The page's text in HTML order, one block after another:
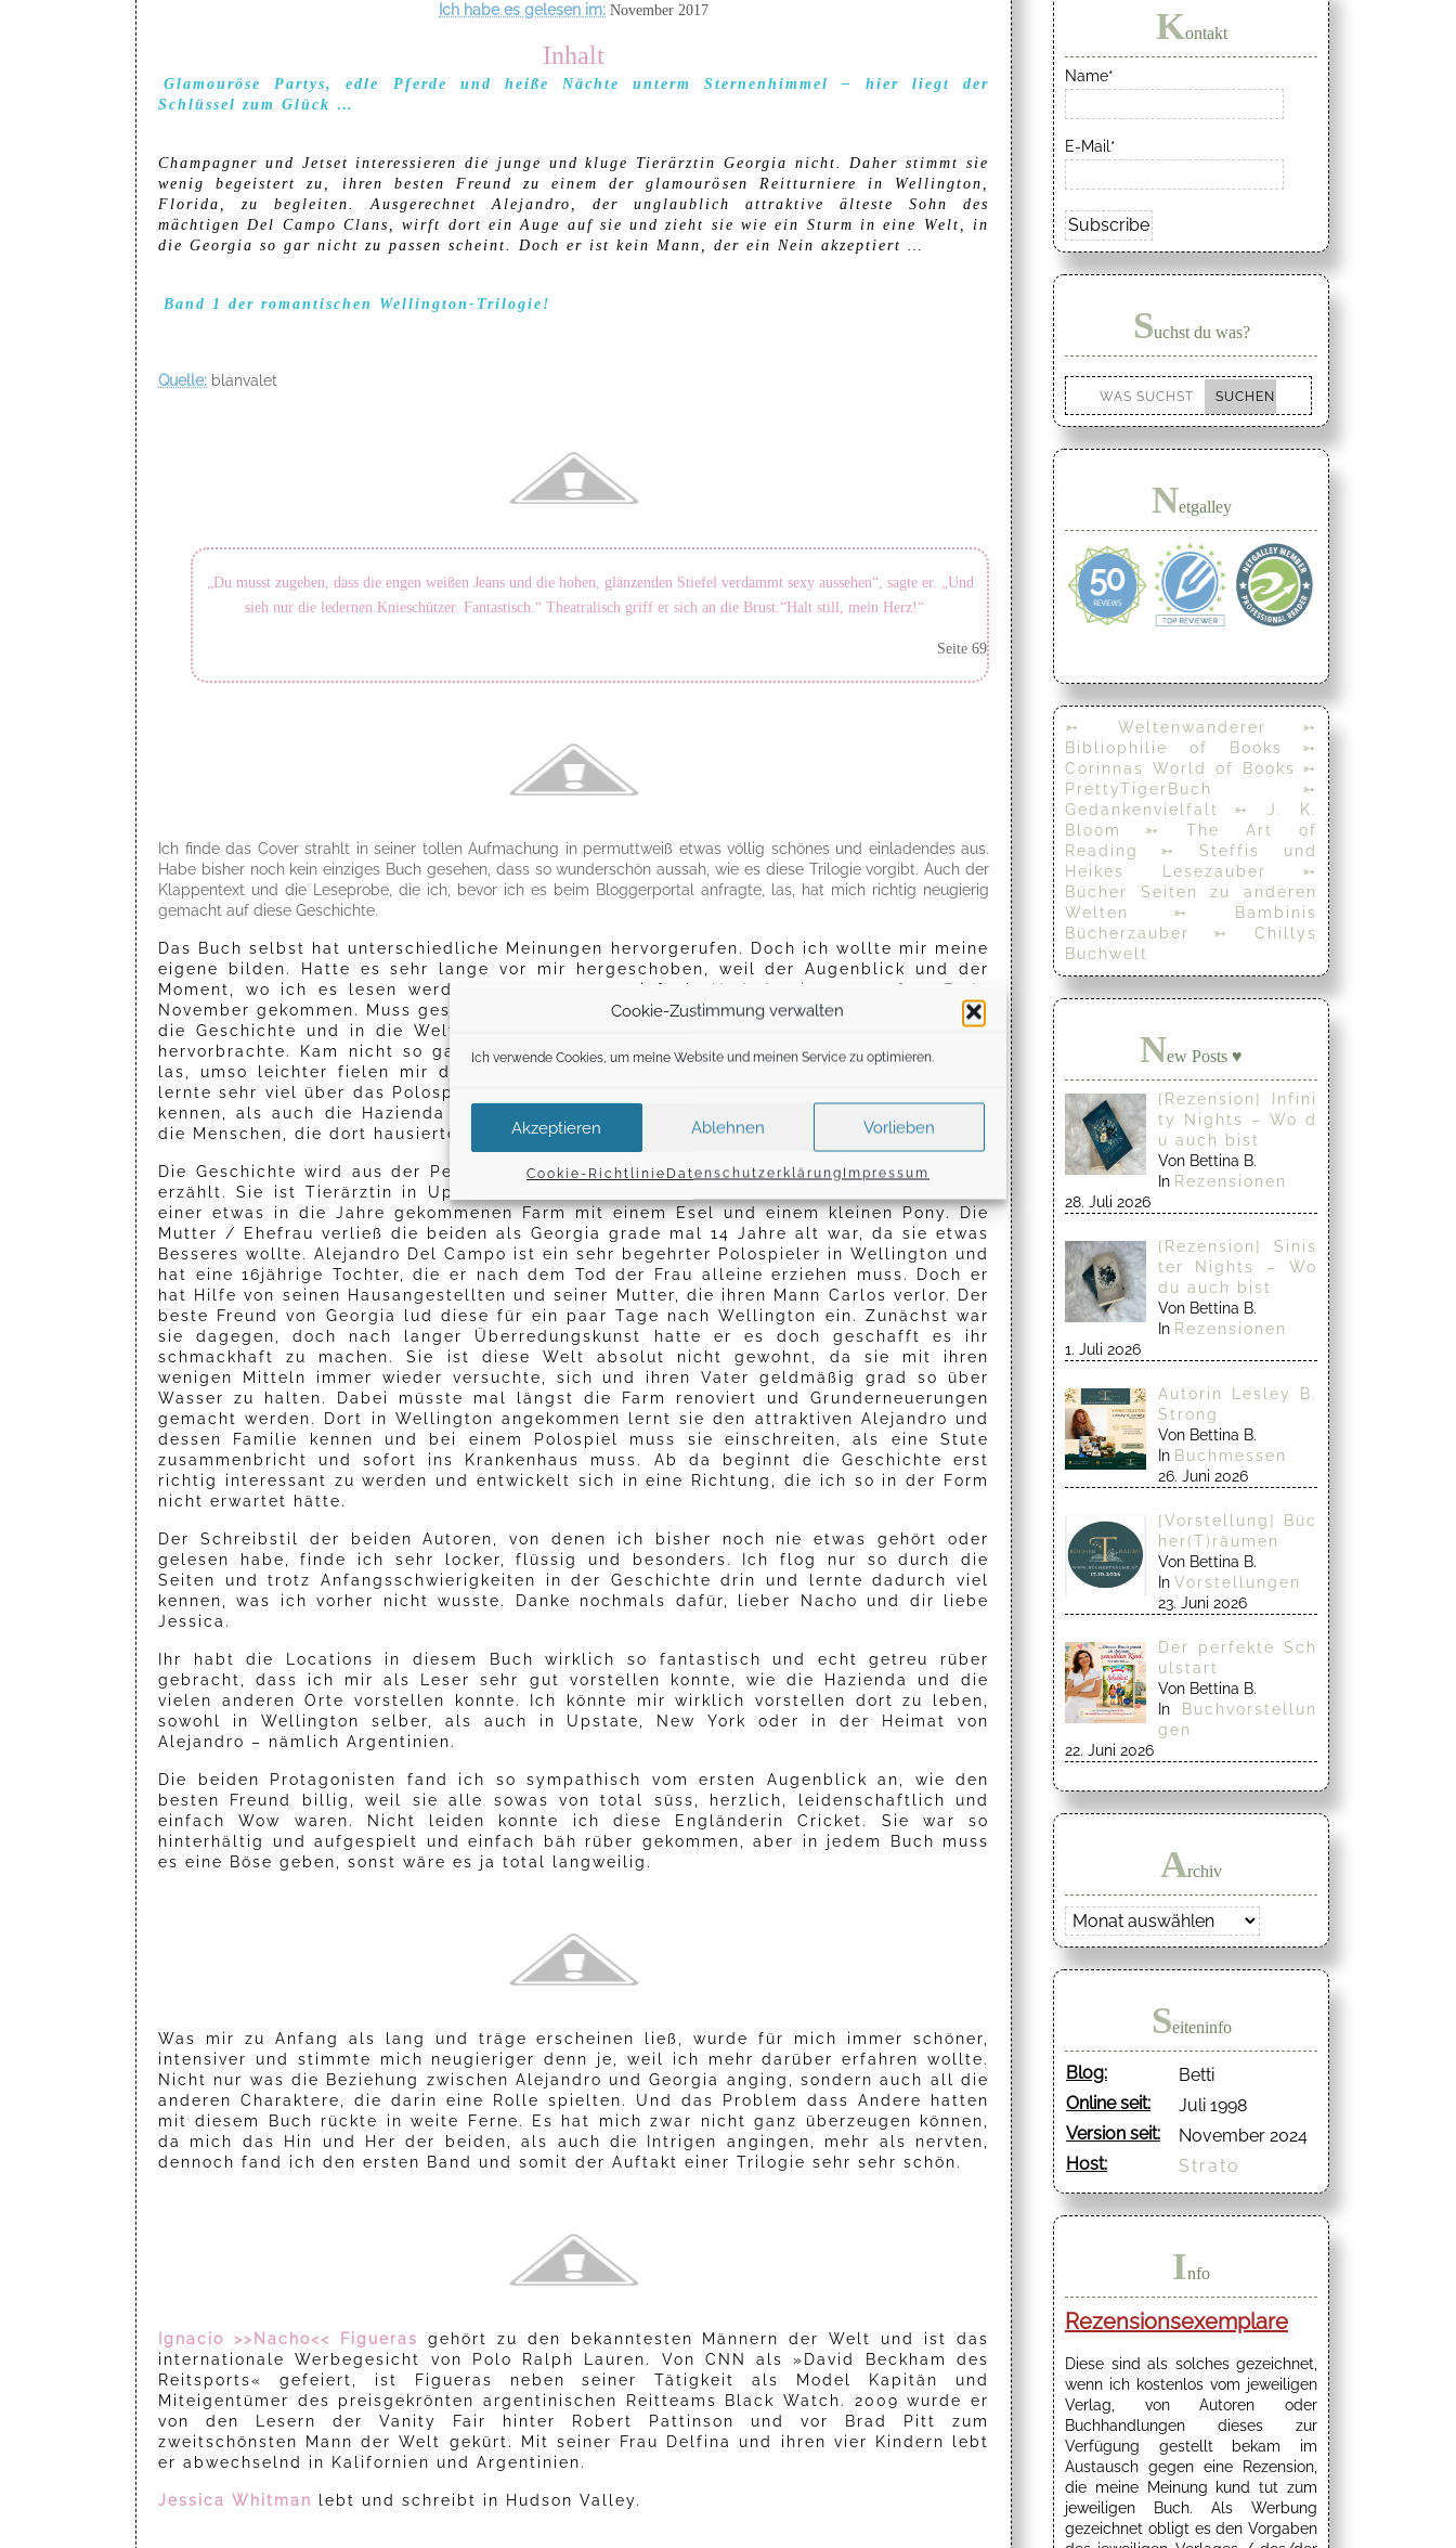
Cookie-Zustimmung verwalten
Ich verwende Cookies, um meine Website und meinen Service zu optimieren.
Akzeptieren Ablehnen Vorlieben
Cookie-Richtlinie Datenschutzerklärung Impressum
Ich habe es gelesen im: November 2017
Inhalt
Glamouröse Partys, edle Pferde und heiße Nächte unterm Sternenhimmel – hier liegt der
Schlüssel zum Glück …
Champagner und Jetset interessieren die junge und kluge Tierärztin Georgia nicht. Daher stimmt sie
wenig begeistert zu, ihren besten Freund zu einem der glamourösen Reitturniere in Wellington,
Florida, zu begleiten. Ausgerechnet Alejandro, der unglaublich attraktive älteste Sohn des
mächtigen Del Campo Clans, wirft dort ein Auge auf sie und zieht sie wie ein Sturm in eine Welt, in
die Georgia so gar nicht zu passen scheint. Doch er ist kein Mann, der ein Nein akzeptiert …
Band 1 der romantischen Wellington-Trilogie!
Quelle: blanvalet
„Du musst zugeben, dass die engen weißen Jeans und die hohen, glänzenden Stiefel verdammt sexy aussehen“, sagte er. „Und
sieh nur die ledernen Knieschützer. Fantastisch.“ Theatralisch griff er sich an die Brust.“Halt still, mein Herz!“
Seite 69
Ich finde das Cover strahlt in seiner tollen Aufmachung in permuttweiß etwas völlig schönes und einladendes aus.
Habe bisher noch kein einziges Buch gesehen, dass so wunderschön aussah, wie es diese Trilogie vorgibt. Auch der
Klappentext und die Leseprobe, die ich, bevor ich es beim Bloggerportal anfragte, las, hat mich richtig neugierig
gemacht auf diese Geschichte.
Das Buch selbst hat unterschiedliche Meinungen hervorgerufen. Doch ich wollte mir meine
eigene bilden. Hatte es sehr lange vor mir hergeschoben, weil der Augenblick und der
Moment, wo ich es lesen werde, passen musste einfach. Und der ist nun – fast Ende
November gekommen. Muss gestehen, dass ich anfangs so meine Schwierigkeiten hatte, in
die Geschichte und in die Welt des Polos und des Glamours, die die Stadt Wellington
hervorbrachte. Kam nicht so ganz zurecht darin. Doch je mehr und länger ich das Buch
las, umso leichter fielen mir dann auch irgendwann die Dinge, die darin vorkamen. Ich
lernte sehr viel über das Polospielen und über die Stadt Wellington und deren Umgebung
kennen, als auch die Hazienda (Sitz der Familie Del Campo) und deren „Farm“ und über
die Menschen, die dort hausierten.
Die Geschichte wird aus der Perspektive von Georgia Fellowes und Alejandro Del Campo
erzählt. Sie ist Tierärztin in Upstate, New York und lebt zusammen mit ihrem Vater auf
einer etwas in die Jahre gekommenen Farm mit einem Esel und einem kleinen Pony. Die
Mutter / Ehefrau verließ die beiden als Georgia grade mal 14 Jahre alt war, da sie etwas
Besseres wollte. Alejandro Del Campo ist ein sehr begehrter Polospieler in Wellington und
hat eine 16jährige Tochter, die er nach dem Tod der Frau alleine erziehen muss. Doch er
hat Hilfe von seinen Hausangestellten und seiner Mutter, die ihren Mann Carlos verlor. Der
beste Freund von Georgia lud diese für ein paar Tage nach Wellington ein. Zunächst war
sie dagegen, doch nach langer Überredungskunst hatte er es doch geschafft es ihr
schmackhaft zu machen. Sie ist diese Welt absolut nicht gewohnt, da sie mit ihren
wenigen Mitteln immer wieder versuchte, sich und ihren Vater geldmäßig grad so über
Wasser zu halten. Dabei müsste mal längst die Farm renoviert und Grunderneuerungen
gemacht werden. Dort in Wellington angekommen lernt sie den attraktiven Alejandro und
dessen Familie kennen und bei einem Polospiel muss sie einschreiten, als eine Stute
zusammenbricht und sofort ins Krankenhaus muss. Ab da beginnt die Geschichte erst
richtig interessant zu werden und entwickelt sich in eine Richtung, die ich so in der Form
nicht erwartet hätte.
Der Schreibstil der beiden Autoren, von denen ich bisher noch nie etwas gehört oder
gelesen habe, finde ich sehr locker, flüssig und besonders. Ich flog nur so durch die
Seiten und trotz Anfangsschwierigkeiten in der Geschichte drin und lernte dadurch viel
kennen, was ich vorher nicht wusste. Danke nochmals dafür, lieber Nacho und dir liebe
Jessica.
Ihr habt die Locations in diesem Buch wirklich so fantastisch und echt getreu rüber
gebracht, dass ich mir als Leser sehr gut vorstellen konnte, wie die Hazienda und die
vielen anderen Orte vorstellen konnte. Ich könnte mir wirklich vorstellen dort zu leben,
sowohl in Wellington selber, als auch in Upstate, New York oder in der Heimat von
Alejandro – nämlich Argentinien.
Die beiden Protagonisten fand ich so sympathisch vom ersten Augenblick an, wie den
besten Freund billig, weil sie alle sowas von total süss, herzlich, leidenschaftlich und
einfach Wow waren. Nicht leiden konnte ich diese Engländerin Cricket. Sie war so
hinterhältig und aufgespielt und einfach bäh rüber gekommen, aber in jedem Buch muss
es eine Böse geben, sonst wäre es ja total langweilig.
Was mir zu Anfang als lang und träge erscheinen ließ, wurde für mich immer schöner,
intensiver und stimmte mich neugieriger denn je, weil ich mehr darüber erfahren wollte.
Nicht nur was die Beziehung zwischen Alejandro und Georgia anging, sondern auch all die
anderen Charaktere, die darin eine Rolle spielten. Und das Problem dass Andere hatten
mit diesem Buch rückte in weite Ferne. Es hat mich zwar nicht ganz überzeugen können,
da mich das Hin und Her der beiden, als auch die Intrigen angingen, mehr als nervten,
dennoch fand ich den ersten Band und somit der Auftakt einer Trilogie sehr sehr schön.
Ignacio >>Nacho<< Figueras gehört zu den bekanntesten Männern der Welt und ist das
internationale Werbegesicht von Polo Ralph Lauren. Von CNN als »David Beckham des
Reitsports« gefeiert, ist Figueras neben seiner Tätigkeit als Model Kapitän und
Miteigentümer des preisgekrönten argentinischen Reitteams Black Watch. 2009 wurde er
von den Lesern der Vanity Fair hinter Robert Pattinson und vor Brad Pitt zum
zweitschönsten Mann der Welt gekürt. Mit seiner Frau Delfina und ihren vier Kindern lebt
er abwechselnd in Kalifornien und Argentinien.
Jessica Whitman lebt und schreibt in Hudson Valley.
Kontakt
Name*
E-Mail*
Suchst du was?
Netgalley
➳ Weltenwanderer
➳
Bibliophilie of Books
➳
Corinnas World of Books
➳
PrettyTigerBuch
➳
Gedankenvielfalt
➳ J. K.
Bloom
➳ The Art of
Reading
➳ Steffis und
Heikes Lesezauber
➳
Bücher Seiten zu anderen
Welten
➳ Bambinis
Bücherzauber
➳ Chillys
Buchwelt
New Posts ♥
[Rezension] Infini
ty Nights – Wo d
u auch bist
Von Bettina B.
In Rezensionen
28. Juli 2026
[Rezension] Sinis
ter Nights – Wo
du auch bist
Von Bettina B.
In Rezensionen
1. Juli 2026
Autorin Lesley B.
Strong
Von Bettina B.
In Buchmessen
26. Juni 2026
[Vorstellung] Büc
her(T)räumen
Von Bettina B.
In Vorstellungen
23. Juni 2026
Der perfekte Sch
ulstart
Von Bettina B.
In
Buchvorstellun
gen
22. Juni 2026
Archiv
Archiv
Seiteninfo
Blog:
Betti
Online seit:
Juli 1998
Version seit:
November 2024
Host:
Strato
Info
Rezensionsexemplare
Diese sind als solches gezeichnet,
wenn ich kostenlos vom jeweiligen
Verlag, von Autoren oder
Buchhandlungen dieses zur
Verfügung gestellt bekam im
Austausch gegen eine Rezension,
die meine Meinung kund tut zum
jeweiligen Buch. Als Werbung
gezeichnet obligt es den Vorgaben